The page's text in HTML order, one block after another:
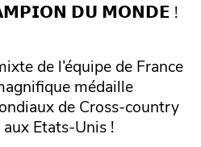
𝗗𝗨 𝗠𝗢𝗡𝗗𝗘 !
de l’équipe de France
médaille
de Cross-country
aux Etats-Unis !